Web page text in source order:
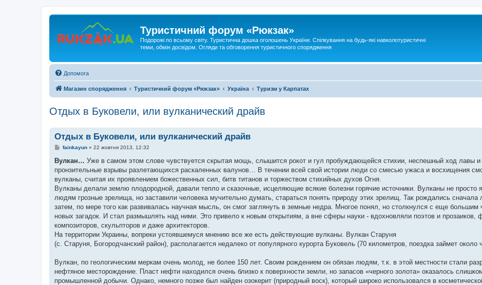
Туристичний форум «Рюкзак»
Подорожі по всьому світу. Туристична дошка оголошень України. Спілкування на будь-які навколотуристичні
теми, обмін досвідом. Огляди та обговорення туристичного спорядження
Допомога
Магазин спорядження Туристичний форум «Рюкзак» Україна Туризм у Карпатах
Отдых в Буковели, или вулканический драйв
Отдых в Буковели, или вулканический драйв
П
в
і
д
о
л
е
н
я
fainkayun» 22 жовтня 2013, 12:32
Вулкан… Уже в самом этом слове чувствуется скрытая мощь, слышится рокот и гул пробуждающейся стихии, неспешный ход лавы и
пронзительные взрывы разлетающихся раскаленных валунов… В течении всей свой истории люди со смесью ужаса и восхищения
вулканы, считая их проявлением божественных сил, битв титанов и торжеством стихийных духов Огня.
Вулканы делали землю плодородной, давали тепло и сказочные, исцеляющие всякие болезни горячие источники. Вулканы не просто
людям грозные зрелища, но заставили человека мучительно думать, стараться понять природу этих зрелищ. Так рождались сначала
затем, по мере того как развивалась научная мысль, он смог заглянуть в земные недра. Многое понял, но столкнулся с еще большим
новых загадок. И стал размышлять над ними. Это привело к новым открытиям, а вне сферы науки - вдохновляли поэтов и прозаиков,
композиторов, скульпторов и даже архитекторов.
На территории Украины, вопреки устоявшемуся мнению все же есть действующие вулканы. Вулкан Старуня
(с. Старуня, Богородчанский район), располагается недалеко от популярного курорта Буковель (70 километров, поездка займет около
Вулкан, по геологическим меркам очень молод, не более 150 лет. Своим рождением он обязан людям, т.к. в этой местности стали
нефтяное месторождение. Пласт нефти находился очень близко к поверхности земли, но запасов «черного золота» оказалось
промышленной добычи. Однако, немного позже был найден озокерит (природный воск), который широко использовался в